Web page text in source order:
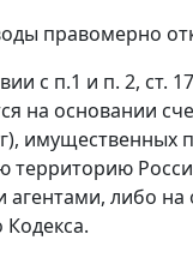
правомерно
с п.1 и п. 2, ст.
на основании
имущественных
территорию
агентами, либо